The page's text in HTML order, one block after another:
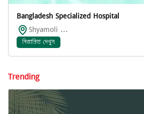
Bangladesh Specialized Hospital
Shyamoli ...
বিস্তারিত দেখুন
Trending